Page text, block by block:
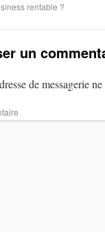
rentable ?
un
de messagerie